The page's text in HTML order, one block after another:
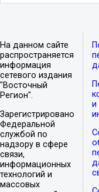
На данном сайте
распространяется
информация
сетевого издания
"Восточный
Регион".
Зарегистрировано
Федеральной
службой по
надзору в сфере
связи,
информационных
технологий и
массовых
и